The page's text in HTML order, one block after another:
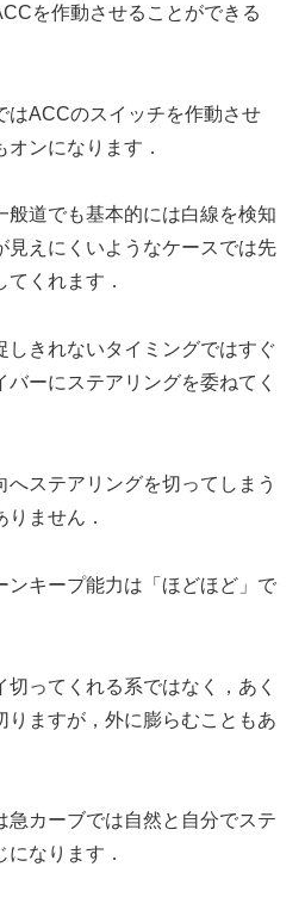
を作動させることができる
ACCのスイッチを作動させ
ンになります．
道でも基本的には白線を検知
見えにくいようなケースでは先
くれます．
きれないタイミングではすぐ
ーにステアリングを委ねてく
ステアリングを切ってしまう
ません．
キープ能力は「ほどほど」で
ってくれる系ではなく，あく
りますが，外に膨らむこともあ
カーブでは自然と自分でステ
なります．